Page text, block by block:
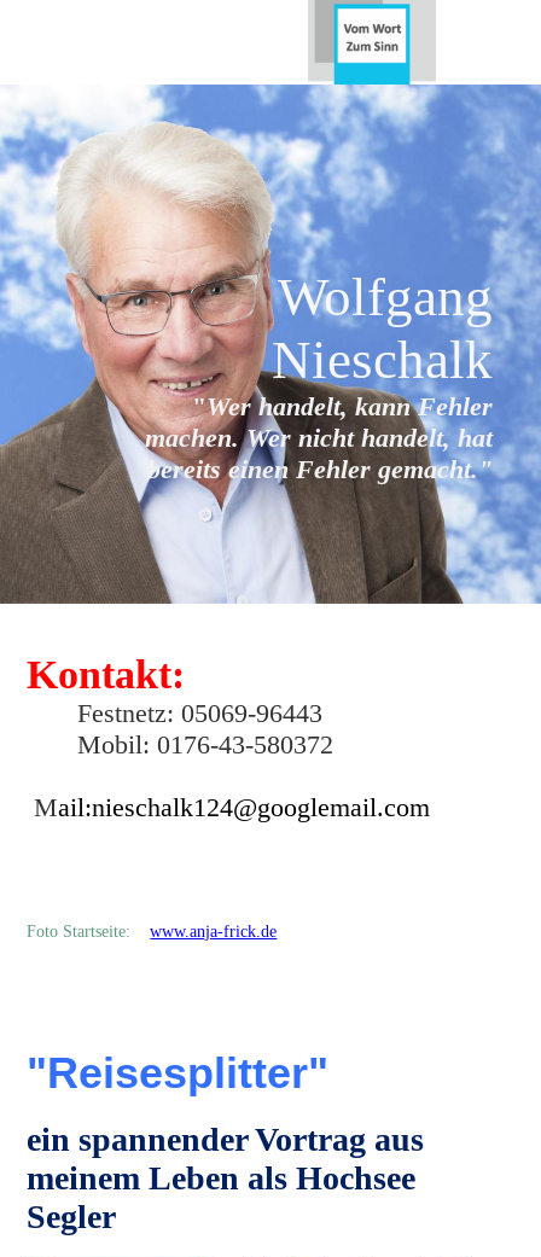
Wolfgang
Nieschalk
"Wer handelt, kann Fehler
machen. Wer nicht handelt, hat
bereitseinen Fehler gemacht."
Kontakt:
Festnetz: 05069-96443
Mobil: 0176-43-580372
Mail:nieschalk124@googlemail.com
Foto Startseite:www.anja-frick.de
"Reisesplitter"
ein spannender Vortrag aus
meinem Leben als Hochsee
Segler